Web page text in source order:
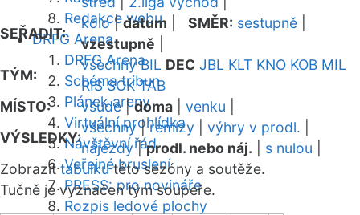
Redakce webu
DRFG Arena
DRFG Arena
Schéma tribun
Plánek areny
Virtuální prohlídka
Návštěvní řád
Veřejné bruslení
PRESS: pro novináře
Rozpis ledové plochy
SEŘADIT:
kolo|datum SMĚR: sestupně
vzestupně
TÝM:
všechny BIL DEC JBL KLT KNO KOB MIL
RIS SOK TAB
MÍSTO:
všude|doma venku
VÝSLEDKY:
všechny|remízy výhry v prodl.
nájezdy|prodl. nebo náj. s nulou
Zobrazittabulkutéto sezóny a soutěže.
Tučně je vyznačen tým soupeře.